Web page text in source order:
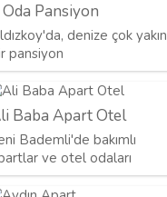
Pansiyon
denize çok yakın
pansiyon
Baba Apart Otel
Bademli'de bakımlı
ve otel odaları